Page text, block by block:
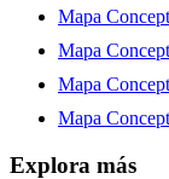
Mapa
Mapa
Mapa
Mapa
Explora más